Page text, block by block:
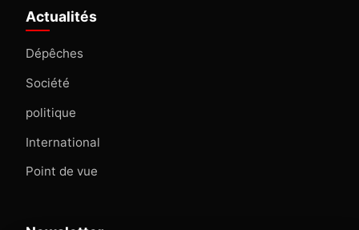
Actualités
Dépêches
Société
politique
International
Point de vue